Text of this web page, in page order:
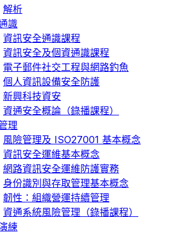
解析
識
資訊安全通識課程
資訊安全及個資通識課程
電子郵件社交工程與網路釣魚
個人資訊設備安全防護
新興科技資安
資通安全概論（錄播課程）
理
風險管理及 ISO27001 基本概念
資訊安全運維基本概念
網路資訊安全運維防護實務
身份識別與存取管理基本概念
韌性：組織營運持續管理
資通系統風險管理（錄播課程）
練